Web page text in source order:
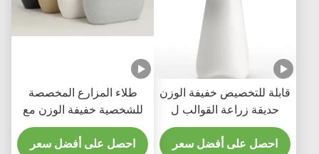
قابلة للتخصيص خفيفة الوزن
حديقة زراعة القوالب ل
rotomoding حديقة زراعة
القوالب زراعة العفن
احصل على أفضل سعر
طلاء المزارع المخصصة
للشخصية خفيفة الوزن مع
نسيج ناعم
احصل على أفضل سعر